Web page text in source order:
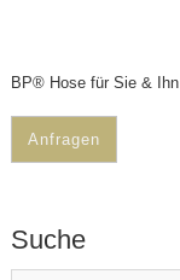
BP® Hose für Sie & Ihn
Anfragen
Suche